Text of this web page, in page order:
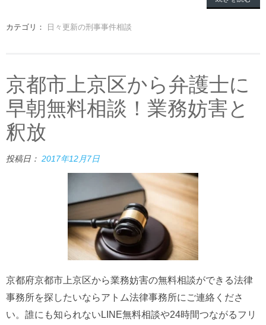
カテゴリ： 日々更新の刑事事件相談
京都市上京区から弁護士に
早朝無料相談！業務妨害と
釈放
投稿日： 2017年12月7日
京都府京都市上京区から業務妨害の無料相談ができる法律
事務所を探したいならアトム法律事務所にご連絡くださ
い。誰にも知られないLINE無料相談や24時間つながるフリ